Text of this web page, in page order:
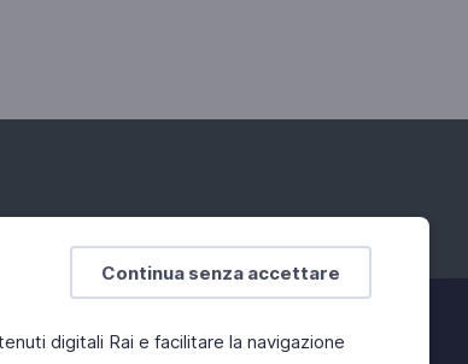
Continua senza accettare
digitali Rai e facilitare la navigazione